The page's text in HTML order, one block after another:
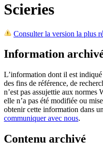
Scieries
Consulter la version la plus
Information
L’information dont il est
des fins de référence, de
n’est pas assujettie aux normes
elle n’a pas été modifiée ou
obtenir cette information dans
communiquer avec nous.
Contenu archivé